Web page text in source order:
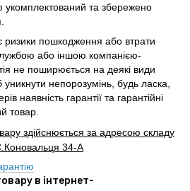
укомплектований та збережено
ризики пошкодження або втрати
або іншою компанією-
не поширюється на деякі види
непорозумінь, будь ласка,
наявність гарантії та гарантійні
товар.
здійснюється за адресою складу
34-А
в інтернет-